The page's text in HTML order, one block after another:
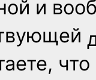
и
что